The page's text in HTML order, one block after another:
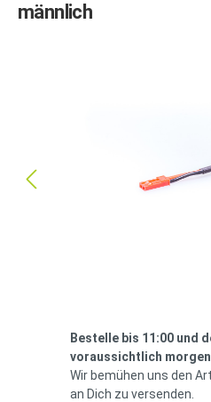
männlich
Bestelle bis 11:00 und
voraussichtlich
Wir bemühen uns den
an Dich zu versenden.